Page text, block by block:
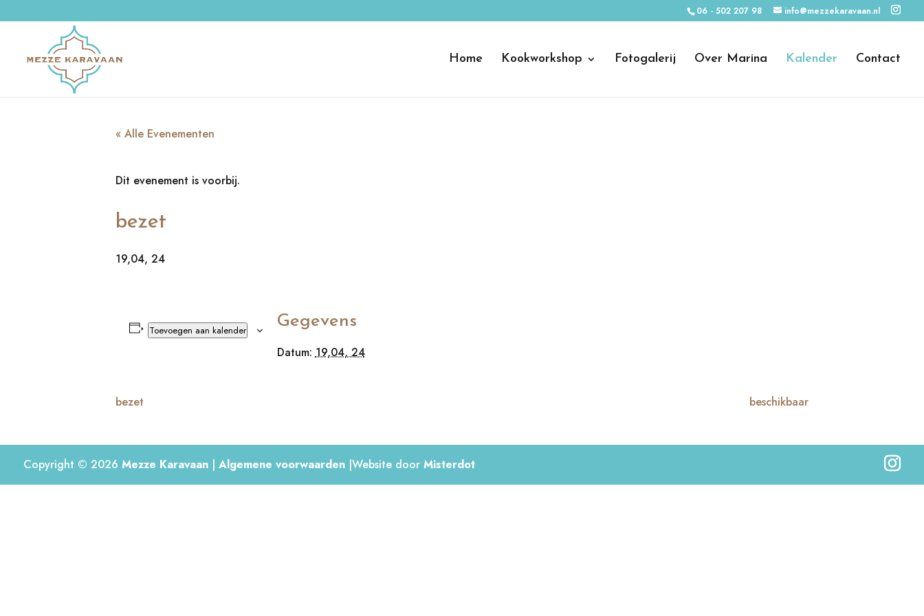
06 - 502 207 98 info@mezzekaravaan.nl
Home Kookworkshop Fotogalerij Over Marina Kalender Contact
« Alle Evenementen
Dit evenement is voorbij.
bezet
19,04, 24
Toevoegen aan kalender Gegevens
Datum: 19,04, 24
bezet beschikbaar
Copyright © 2026 Mezze Karavaan| Algemene voorwaarden|Website door Misterdot